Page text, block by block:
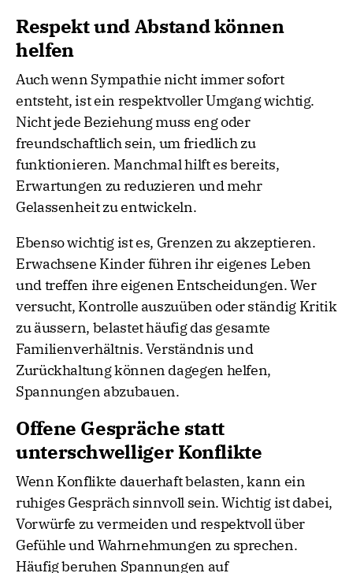
Respekt und Abstand können
helfen
Auch wenn Sympathie nicht immer sofort
entsteht, ist ein respektvoller Umgang wichtig.
Nicht jede Beziehung muss eng oder
freundschaftlich sein, um friedlich zu
funktionieren. Manchmal hilft es bereits,
Erwartungen zu reduzieren und mehr
Gelassenheit zu entwickeln.
Ebenso wichtig ist es, Grenzen zu akzeptieren.
Erwachsene Kinder führen ihr eigenes Leben
und treffen ihre eigenen Entscheidungen. Wer
versucht, Kontrolle auszuüben oder ständig Kritik
zu äussern, belastet häufig das gesamte
Familienverhältnis. Verständnis und
Zurückhaltung können dagegen helfen,
Spannungen abzubauen.
Offene Gespräche statt
unterschwelliger Konflikte
Wenn Konflikte dauerhaft belasten, kann ein
ruhiges Gespräch sinnvoll sein. Wichtig ist dabei,
Vorwürfe zu vermeiden und respektvoll über
Gefühle und Wahrnehmungen zu sprechen.
Häufig beruhen Spannungen auf